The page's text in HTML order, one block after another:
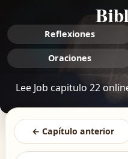
Reflexiones
Oraciones
Lee Job capitulo 22
← Capítulo anterior